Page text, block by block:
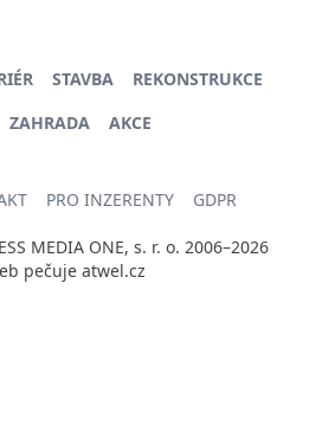
STAVBA
REKONSTRUKCE
ZAHRADA
AKCE
PRO INZERENTY GDPR
MEDIA ONE, s. r. o. 2006–2026